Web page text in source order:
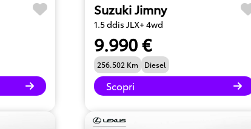
Suzuki Jimny
1.5 ddis JLX+ 4wd
9.990 €
256.502 Km Diesel
Scopri